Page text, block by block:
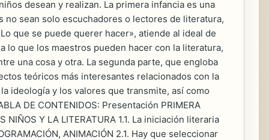
desean y realizan. La primera infancia es una
sean solo escuchadores o lectores de literatura,
que se puede querer hacer», atiende al ideal de
lo que los maestros pueden hacer con la literatura,
una cosa y otra. La segunda parte, que engloba
teóricos más interesantes relacionados con la
ideología y los valores que transmite, así como
DE CONTENIDOS: Presentación PRIMERA
NIÑOS Y LA LITERATURA 1.1. La iniciación literaria
ANIMACIÓN 2.1. Hay que seleccionar